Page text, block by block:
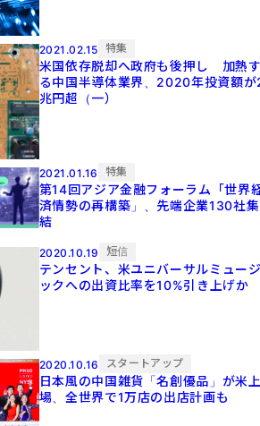
2021.02.15 特集
米国依存脱却へ政府も後押し 加熱
る中国半導体業界、2020年投資額が
兆円超（一）
2021.01.16 特集
第14回アジア金融フォーラム「世界
済情勢の再構築」、先端企業130社集
結
2020.10.19 短信
テンセント、米ユニバーサルミュー
ックへの出資比率を10%引き上げか
2020.10.16 スタートアップ
日本風の中国雑貨「名創優品」が米
場、全世界で1万店の出店計画も